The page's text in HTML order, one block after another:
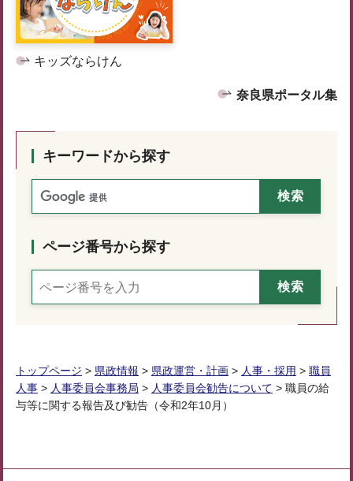
キッズならけん
奈良県ポータル集
キーワードから探す
ページ番号から探す
トップページ > 県政情報 > 県政運営・計画 > 人事・採用 > 職員
人事 > 人事委員会事務局 > 人事委員会勧告について > 職員の給
与等に関する報告及び勧告（令和2年10月）